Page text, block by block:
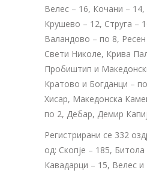
Велес – 16, Кочани –
Крушево – 12, Струга –
Валандово – по 8,
Свети Николе, Крива
Пробиштип и
Кратово и Богданци –
Хисар, Македонска
по 2, Дебар, Демир
Регистрирани сe 332
од: Скопје – 185,
Кавадарци – 15, Велес